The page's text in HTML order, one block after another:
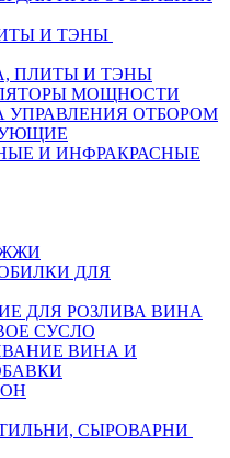
И ТЭНЫ
ПЛИТЫ И ТЭНЫ
МОЩНОСТИ
УПРАВЛЕНИЯ ОТБОРОМ
И ИНФРАКРАСНЫЕ
ДЛЯ
ДЛЯ РОЗЛИВА ВИНА
СУСЛО
ВИНА И
СЫРОВАРНИ